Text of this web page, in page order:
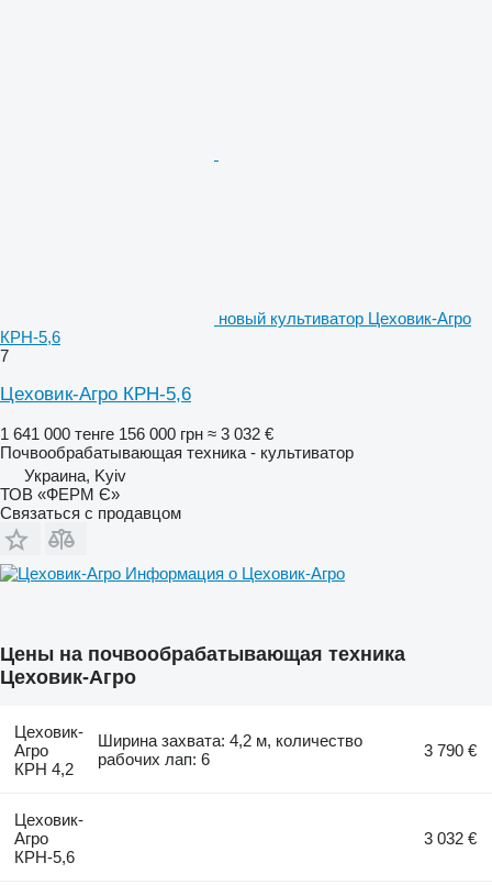
новый культиватор Цеховик-Агро
КРН-5,6
7
Цеховик-Агро КРН-5,6
1 641 000 тенге 156 000 грн ≈ 3 032 €
Почвообрабатывающая техника - культиватор
Украина, Kyiv
ТОВ «ФЕРМ Є»
Связаться с продавцом
Информация о Цеховик-Агро
Цены на почвообрабатывающая техника
Цеховик-Агро
Цеховик-
Агро
КРН 4,2
Ширина захвата: 4,2 м, количество
рабочих лап: 6
3 790 €
Цеховик-
Агро
КРН-5,6
3 032 €